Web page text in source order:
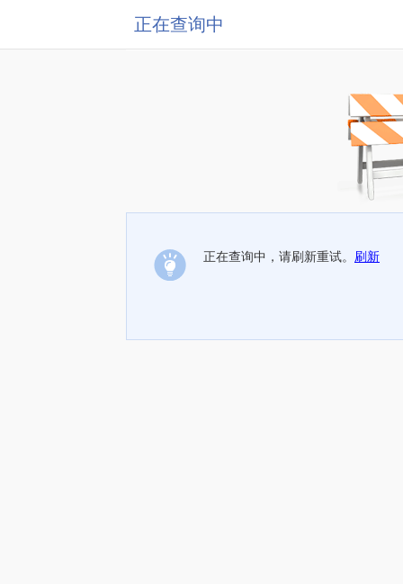
正在查询中
正在查询中，请刷新重试。 刷新